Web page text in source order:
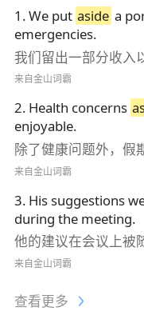
1 .We put aside a
emergencies.
我们留出一部分收入
来自金山词霸
2. Health concerns
enjoyable.
除了健康问题外，假
来自金山词霸
3. His suggestions
during the meeting.
他的建议在会议上被
来自金山词霸
查看更多